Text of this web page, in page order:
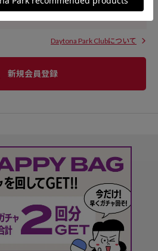
Daytona Park Clubについて
新規会員登録